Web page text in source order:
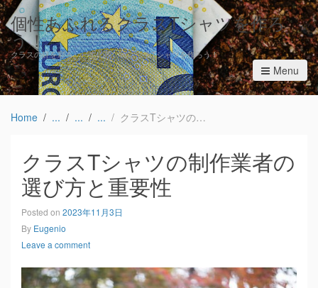
個性あふれるクラスTシャツを作ろ
う！
クラスの絆を彩る、一生の思い出になるTシャツを作ろう！
Menu
Home クラスTシャツの制作業者の選び方と重要性
クラスTシャツの制作業者の
選び方と重要性
Posted on 2023年11月3日
By Eugenio
Leave a comment